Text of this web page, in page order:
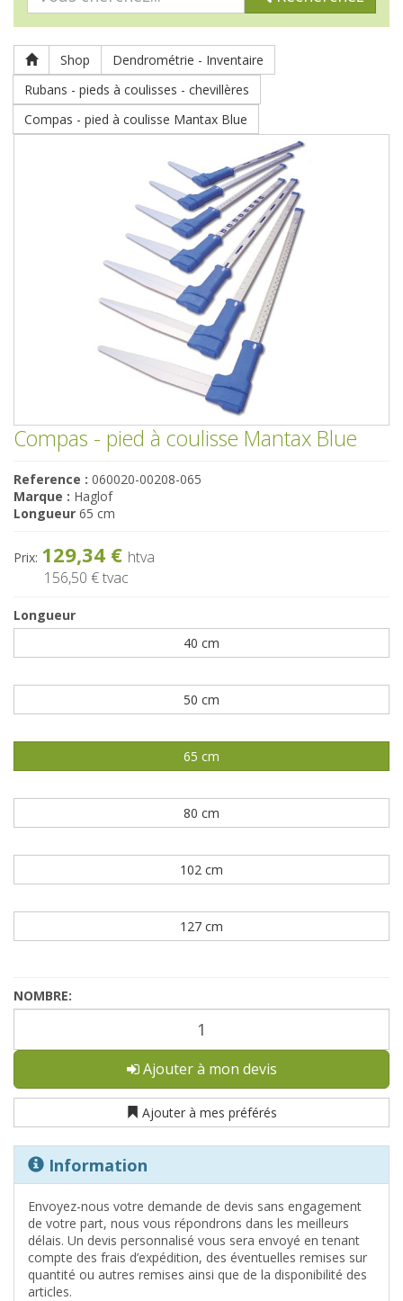
Shop
Dendrométrie - Inventaire
Rubans - pieds à coulisses - chevillères
Compas - pied à coulisse Mantax Blue
Compas - pied à coulisse Mantax Blue
Reference : 060020-00208-065
Marque : Haglof
Longueur 65 cm
Prix: 129,34 € htva
156,50 €tvac
Longueur
40 cm
50 cm
65 cm
80 cm
102 cm
127 cm
NOMBRE:
Ajouter à mon devis
Ajouter à mes préférés
Information
Envoyez-nous votre demande de devis sans engagement
de votre part, nous vous répondrons dans les meilleurs
délais. Un devis personnalisé vous sera envoyé en tenant
compte des frais d’expédition, des éventuelles remises sur
quantité ou autres remises ainsi que de la disponibilité des
articles.